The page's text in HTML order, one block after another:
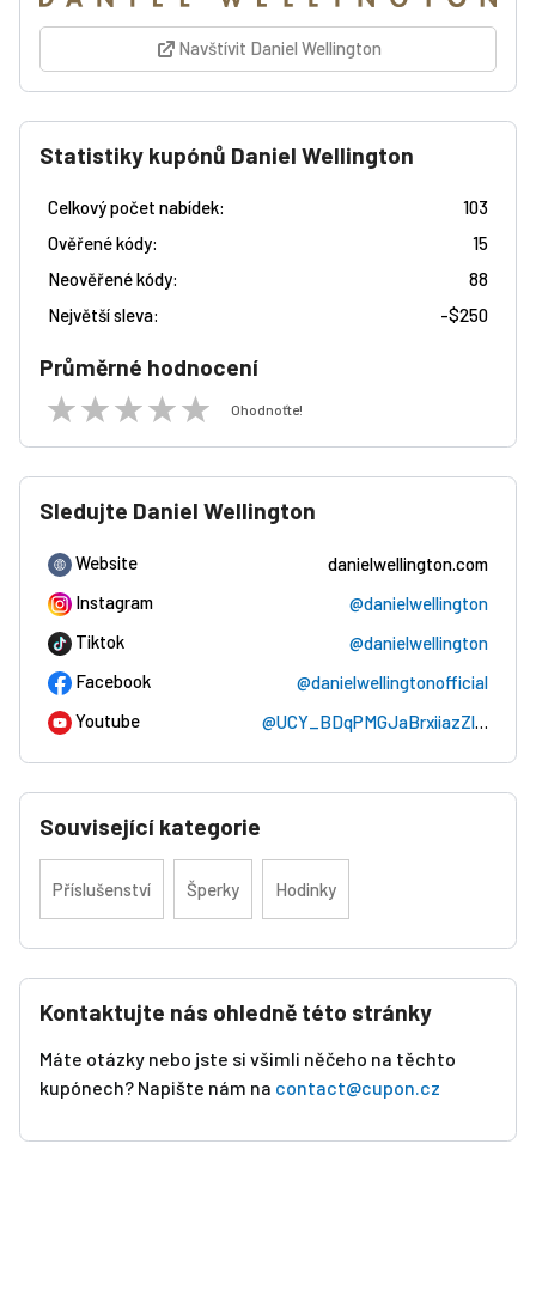
Navštívit Daniel Wellington
Statistiky kupónů Daniel Wellington
Celkový počet nabídek:
103
Ověřené kódy:
15
Neověřené kódy:
88
Největší sleva:
-$250
Průměrné hodnocení
Ohodnoťte!
Sledujte Daniel Wellington
Website
danielwellington.com
Instagram
@danielwellington
Tiktok
@danielwellington
Facebook
@danielwellingtonofficial
Youtube
@UCY_BDqPMGJaBrxiiazZlEHg
Související kategorie
Příslušenství Šperky Hodinky
Kontaktujte nás ohledně této stránky
Máte otázky nebo jste si všimli něčeho na těchto
kupónech? Napište nám na contact@cupon.cz